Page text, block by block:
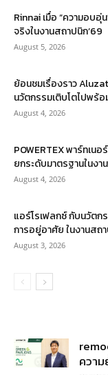
Rinnai เมื่อ “ความอบ
จริงในงานสถาปนิก’69
August 5, 2026
ย้อนชมเรื่องราว
นวัตกรรมเติบโตไปพร้อ
August 4, 2026
POWERTEX พาร์ทเน
ยกระดับมาตรฐานในงา
August 4, 2026
แอร์โรเฟลกซ์ กับนวัต
การอยู่อาศัย ในงานสถ
August 3, 2026
ควา